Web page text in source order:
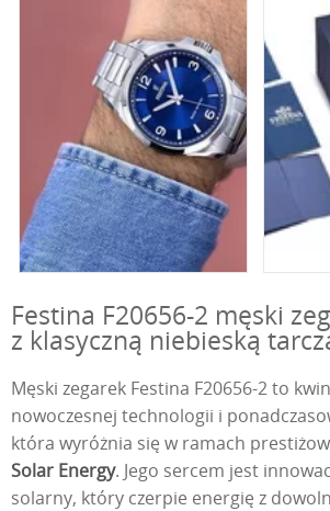
Festina F20656-2 męski
z klasyczną niebieską
Męski zegarek Festina F20656-2 to
nowoczesnej technologii i
która wyróżnia się w ramach
Solar Energy. Jego sercem jest
solarny, który czerpie energię z